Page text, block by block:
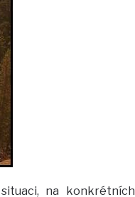
na konkrétních